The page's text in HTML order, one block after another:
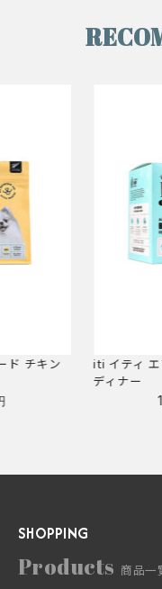
チキン
iti イティ エ
ディナー
SHOPPING
Products 商品一